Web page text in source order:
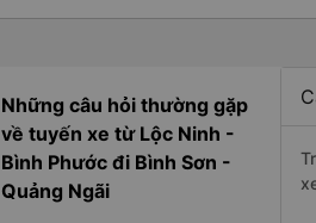
Những câu hỏi thường gặp
về tuyến xe từ Lộc Ninh -
Bình Phước đi Bình Sơn -
Quảng Ngãi